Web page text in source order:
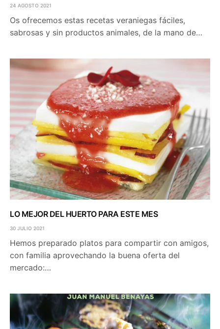
24 AGOSTO 2021
Os ofrecemos estas recetas veraniegas fáciles,
sabrosas y sin productos animales, de la mano de…
LO MEJOR DEL HUERTO PARA ESTE MES
30 JULIO 2021
Hemos preparado platos para compartir con amigos,
con familia aprovechando la buena oferta del
mercado:…